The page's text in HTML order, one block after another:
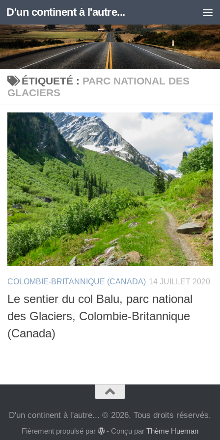
Skip to content
D'un continent à l'autre...
ÉTIQUETÉ : PARC NATIONAL DES
GLACIERS
COLOMBIE-BRITANNIQUE (CANADA) 14 JUILLET 2020
Le sentier du col Balu, parc national
des Glaciers, Colombie-Britannique
(Canada)
D'un continent à l'autre... © 2026. Tous droits réservés.
Fièrement propulsé par - Conçu parThème Hueman